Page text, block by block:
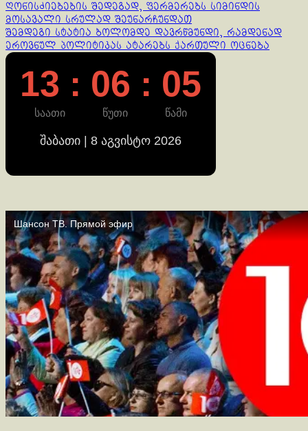
Reading
ღონისძიებების შედეგად, ფერმერებს სიმინდის
მოსავალი სრულად შეუნარჩუნდათ
შემდეგი სტატია ბოლომდე დავრწმუნდი, რამდენად
ეროვნულ პოლიტიკას ატარებს ქართული ოცნება
13 : 06 : 05
საათი წუთი წამი
შაბათი | 8 აგვისტო 2026